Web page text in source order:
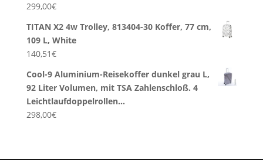
299,00€
TITAN X2 4w Trolley, 813404-30 Koffer, 77 cm,
109 L, White
140,51€
Cool-9 Aluminium-Reisekoffer dunkel grau L,
92 Liter Volumen, mit TSA Zahlenschloß. 4
Leichtlaufdoppelrollen…
298,00€